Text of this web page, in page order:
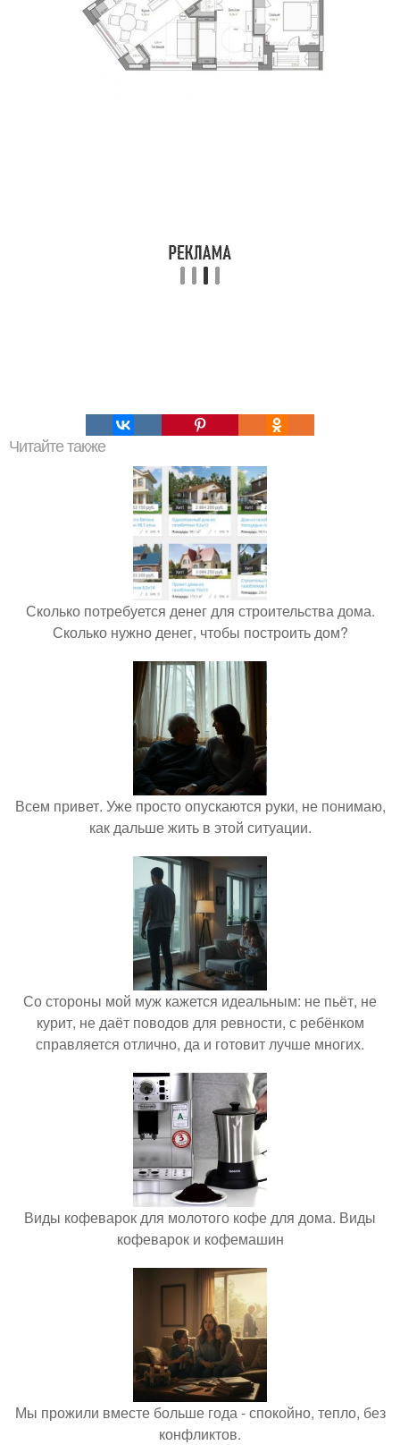
Читайте также
Сколько потребуется денег для строительства дома.
Сколько нужно денег, чтобы построить дом?
Всем привет. Уже просто опускаются руки, не понимаю,
как дальше жить в этой ситуации.
Со стороны мой муж кажется идеальным: не пьёт, не
курит, не даёт поводов для ревности, с ребёнком
справляется отлично, да и готовит лучше многих.
Виды кофеварок для молотого кофе для дома. Виды
кофеварок и кофемашин
Мы прожили вместе больше года - спокойно, тепло, без
конфликтов.